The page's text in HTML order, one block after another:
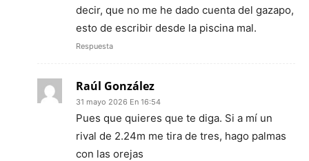
decir, que no me he dado cuenta del gazapo,
esto de escribir desde la piscina mal.
Respuesta
Raúl González
31 mayo 2026 En 16:54
Pues que quieres que te diga. Si a mí un
rival de 2.24m me tira de tres, hago palmas
con las orejas